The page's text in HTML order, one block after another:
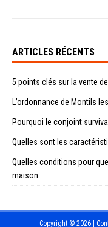
ARTICLES RÉCENTS
5 points clés sur la vente
L’ordonnance de Montils
Pourquoi le conjoint
Quelles sont les
Quelles conditions pour
maison
Copyright © 2026 |